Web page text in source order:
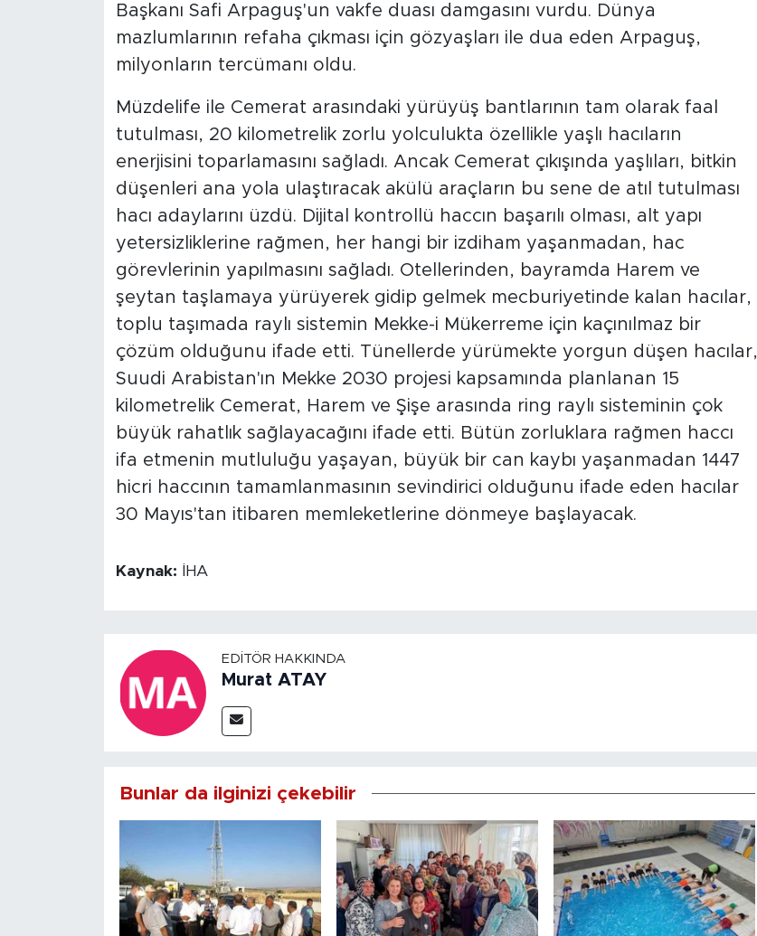
Başkanı Safi Arpaguş'un vakfe duası damgasını vurdu. Dünya
mazlumlarının refaha çıkması için gözyaşları ile dua eden Arpaguş,
milyonların tercümanı oldu.
Müzdelife ile Cemerat arasındaki yürüyüş bantlarının tam olarak faal
tutulması, 20 kilometrelik zorlu yolculukta özellikle yaşlı hacıların
enerjisini toparlamasını sağladı. Ancak Cemerat çıkışında yaşlıları, bitkin
düşenleri ana yola ulaştıracak akülü araçların bu sene de atıl tutulması
hacı adaylarını üzdü. Dijital kontrollü haccın başarılı olması, alt yapı
yetersizliklerine rağmen, her hangi bir izdiham yaşanmadan, hac
görevlerinin yapılmasını sağladı. Otellerinden, bayramda Harem ve
şeytan taşlamaya yürüyerek gidip gelmek mecburiyetinde kalan hacılar,
toplu taşımada raylı sistemin Mekke-i Mükerreme için kaçınılmaz bir
çözüm olduğunu ifade etti. Tünellerde yürümekte yorgun düşen hacılar,
Suudi Arabistan'ın Mekke 2030 projesi kapsamında planlanan 15
kilometrelik Cemerat, Harem ve Şişe arasında ring raylı sisteminin çok
büyük rahatlık sağlayacağını ifade etti. Bütün zorluklara rağmen haccı
ifa etmenin mutluluğu yaşayan, büyük bir can kaybı yaşanmadan 1447
hicri haccının tamamlanmasının sevindirici olduğunu ifade eden hacılar
30 Mayıs'tan itibaren memleketlerine dönmeye başlayacak.
Kaynak: İHA
EDITÖR HAKKINDA
Murat ATAY
Bunlar da ilginizi çekebilir